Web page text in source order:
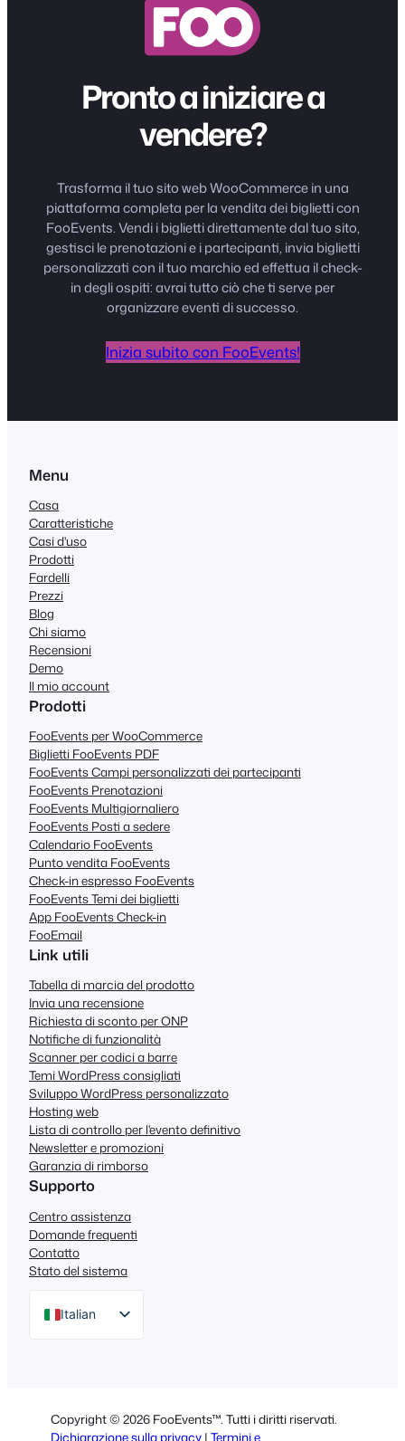
Pronto a iniziare a
vendere?
Trasforma il tuo sito web WooCommerce in una
piattaforma completa per la vendita dei biglietti con
FooEvents. Vendi i biglietti direttamente dal tuo sito,
gestisci le prenotazioni e i partecipanti, invia biglietti
personalizzati con il tuo marchio ed effettua il check-
in degli ospiti: avrai tutto ciò che ti serve per
organizzare eventi di successo.
Inizia subito con FooEvents!
Menu
Casa
Caratteristiche
Casi d'uso
Prodotti
Fardelli
Prezzi
Blog
Chi siamo
Recensioni
Demo
Il mio account
Prodotti
FooEvents per WooCommerce
Biglietti FooEvents PDF
FooEvents Campi personalizzati dei partecipanti
FooEvents Prenotazioni
FooEvents Multigiornaliero
FooEvents Posti a sedere
Calendario FooEvents
Punto vendita FooEvents
Check-in espresso FooEvents
FooEvents Temi dei biglietti
App FooEvents Check-in
FooEmail
Link utili
Tabella di marcia del prodotto
Invia una recensione
Richiesta di sconto per ONP
Notifiche di funzionalità
Scanner per codici a barre
Temi WordPress consigliati
Sviluppo WordPress personalizzato
Hosting web
Lista di controllo per l'evento definitivo
Newsletter e promozioni
Garanzia di rimborso
Supporto
Centro assistenza
Domande frequenti
Contatto
Stato del sistema
Italian
English
Spanish
Copyright © 2026 FooEvents™. Tutti i diritti riservati.
Dichiarazione sulla privacy | Termini e